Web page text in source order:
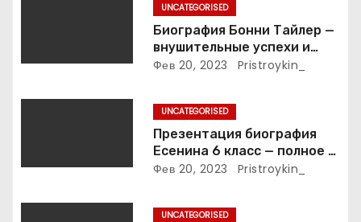
UNCATEGORISED
Биография Бонни Тайлер —
внушительные успехи и
интимные подробности
Фев 20, 2023 Pristroykin_
UNCATEGORISED
Презентация биография
Есенина 6 класс — полное и
подробное описание жизни
Фев 20, 2023 Pristroykin_
UNCATEGORISED